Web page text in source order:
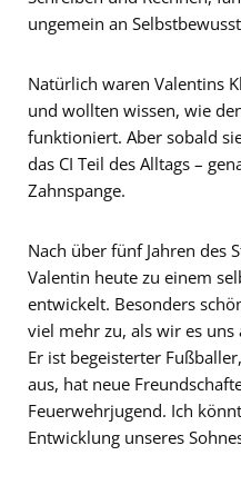
ungemein an
Natürlich waren Valentins
und wollten wissen, wie
funktioniert. Aber sobald
das CI Teil des Alltags –
Zahnspange.
Nach über fünf Jahren des
Valentin heute zu einem
entwickelt. Besonders
viel mehr zu, als wir es
Er ist begeisterter
aus, hat neue
Feuerwehrjugend. Ich
Entwicklung unseres